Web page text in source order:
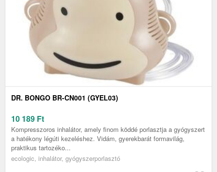
DR. BONGO BR-CN001 (GYEL03)
10 189 Ft
Kompresszoros inhalátor, amely finom köddé porlasztja a gyógyszert
a hatékony légúti kezeléshez. Vidám, gyerekbarát formavilág,
praktikus tartozéko...
ecologic, inhalátor, gyógyszerporlasztó